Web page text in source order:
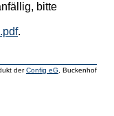
bitte
.
derConfig eG , Buckenhof